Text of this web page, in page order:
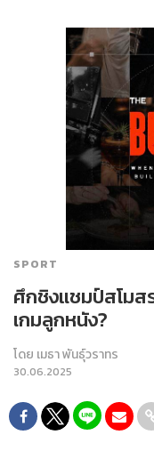
SPORT
ศึกชิงแชมป์สโมส
เกมลูกหนัง?
โดย เมธา พันธุ์วราทร
30.06.2025